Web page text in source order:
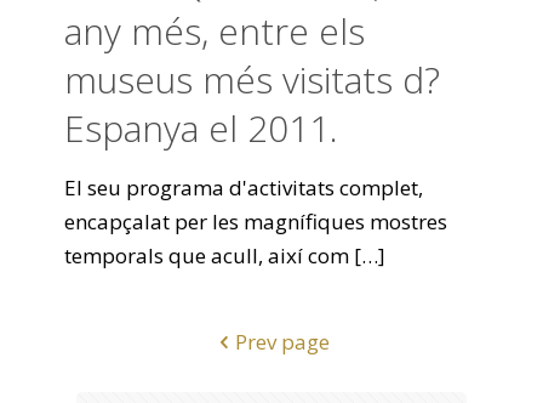
any més, entre els
museus més visitats d?
Espanya el 2011.
El seu programa d'activitats complet,
encapçalat per les magnífiques mostres
temporals que acull, així com […]
Prev page